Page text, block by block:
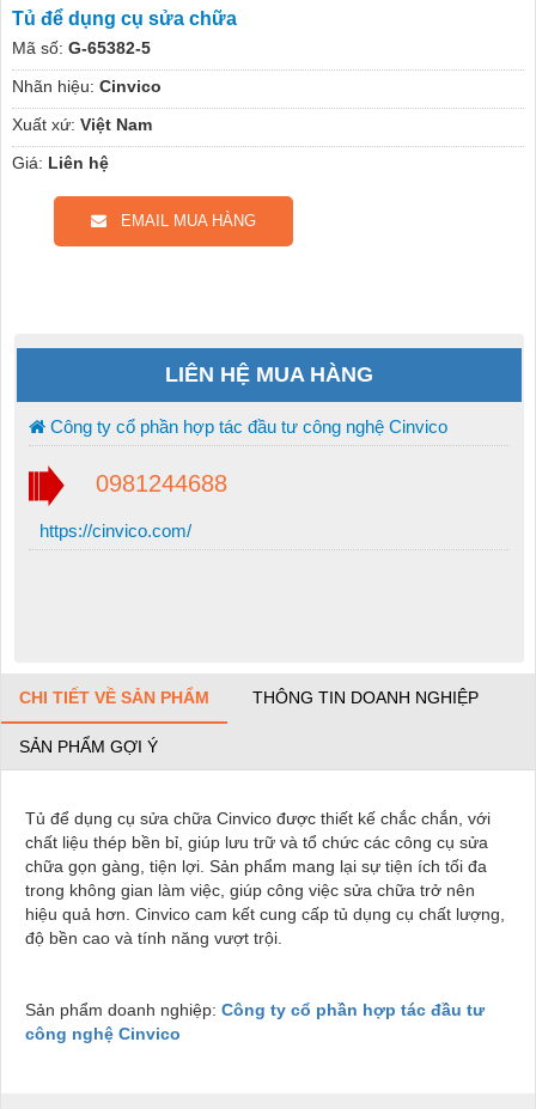
Tủ để dụng cụ sửa chữa
Mã số: G-65382-5
Nhãn hiệu: Cinvico
Xuất xứ: Việt Nam
Giá: Liên hệ
EMAIL MUA HÀNG
LIÊN HỆ MUA HÀNG
Công ty cổ phần hợp tác đầu tư công nghệ Cinvico
0981244688
https://cinvico.com/
CHI TIẾT VỀ SẢN PHẨM THÔNG TIN DOANH NGHIỆP
SẢN PHẨM GỢI Ý
Tủ để dụng cụ sửa chữa Cinvico được thiết kế chắc chắn, với
chất liệu thép bền bỉ, giúp lưu trữ và tổ chức các công cụ sửa
chữa gọn gàng, tiện lợi. Sản phẩm mang lại sự tiện ích tối đa
trong không gian làm việc, giúp công việc sửa chữa trở nên
hiệu quả hơn. Cinvico cam kết cung cấp tủ dụng cụ chất lượng,
độ bền cao và tính năng vượt trội.
Sản phẩm doanh nghiệp: Công ty cổ phần hợp tác đầu tư
công nghệ Cinvico